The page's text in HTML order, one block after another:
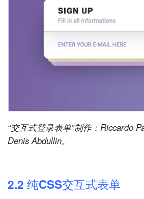
“交互式登录表单”制作：Riccardo
Denis Abdullin。
2.2 纯CSS交互式表单